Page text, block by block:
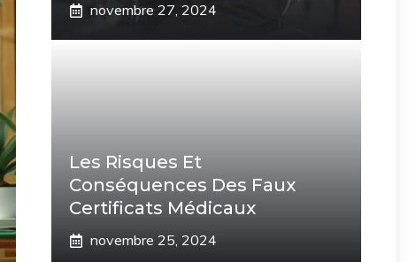
novembre 27, 2024
Les Risques Et
Conséquences Des Faux
Certificats Médicaux
novembre 25, 2024